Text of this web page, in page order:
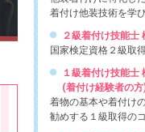
着付け他装技術を学
２級着付け技能士
国家検定資格２級取
１級着付け技能士
(着付け経験者の方
着物の基本や着付け
勧めする１級取得の